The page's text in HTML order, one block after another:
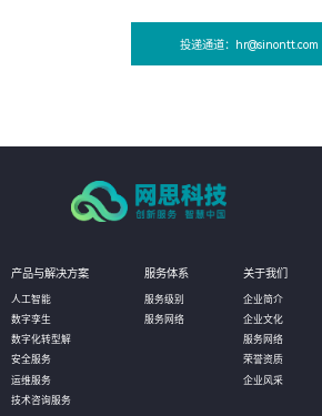
投递通道：hr@sinontt.com
产品与解决方案
人工智能
数字孪生
数字化转型解
安全服务
运维服务
技术咨询服务
服务体系
服务级别
服务网络
关于我们
企业简介
企业文化
服务网络
荣誉资质
企业风采